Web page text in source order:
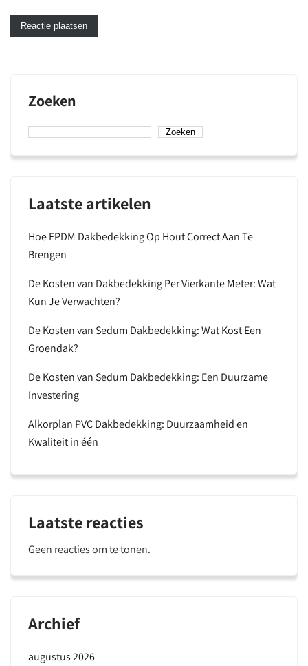
Zoeken
Zoeken
Laatste artikelen
Hoe EPDM Dakbedekking Op Hout Correct Aan Te
Brengen
De Kosten van Dakbedekking Per Vierkante Meter: Wat
Kun Je Verwachten?
De Kosten van Sedum Dakbedekking: Wat Kost Een
Groendak?
De Kosten van Sedum Dakbedekking: Een Duurzame
Investering
Alkorplan PVC Dakbedekking: Duurzaamheid en
Kwaliteit in één
Laatste reacties
Geen reacties om te tonen.
Archief
augustus 2026